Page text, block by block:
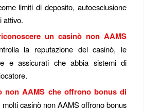
limiti di deposito, autoesclusione
attivo.
un casinò non AAMS
la reputazione del casinò, le
e assicurati che abbia sistemi di
non AAMS che offrono bonus di
casinò non AAMS offrono bonus